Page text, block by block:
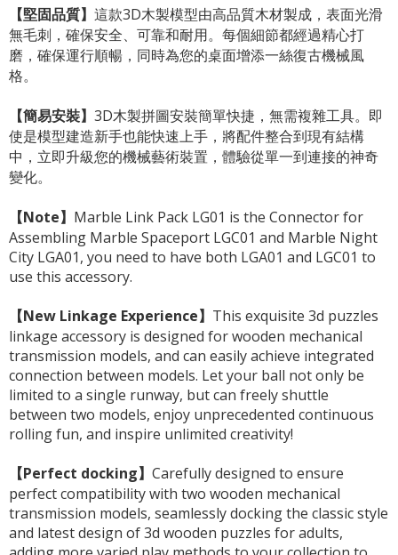
【堅固品質】 這款3D木製模型由高品質木材製成，表面光滑
無毛刺，確保安全、可靠和耐用。每個細節都經過精心打
磨，確保運行順暢，同時為您的桌面增添一絲復古機械風
格。
【簡易安裝】 3D木製拼圖安裝簡單快捷，無需複雜工具。即
使是模型建造新手也能快速上手，將配件整合到現有結構
中，立即升級您的機械藝術裝置，體驗從單一到連接的神奇
變化。
【Note】 Marble Link Pack LG01 is the Connector for
Assembling Marble Spaceport LGC01 and Marble Night
City LGA01, you need to have both LGA01 and LGC01 to
use this accessory.
【New Linkage Experience】 This exquisite 3d puzzles
linkage accessory is designed for wooden mechanical
transmission models, and can easily achieve integrated
connection between models. Let your ball not only be
limited to a single runway, but can freely shuttle
between two models, enjoy unprecedented continuous
rolling fun, and inspire unlimited creativity!
【Perfect docking】 Carefully designed to ensure
perfect compatibility with two wooden mechanical
transmission models, seamlessly docking the classic style
and latest design of 3d wooden puzzles for adults,